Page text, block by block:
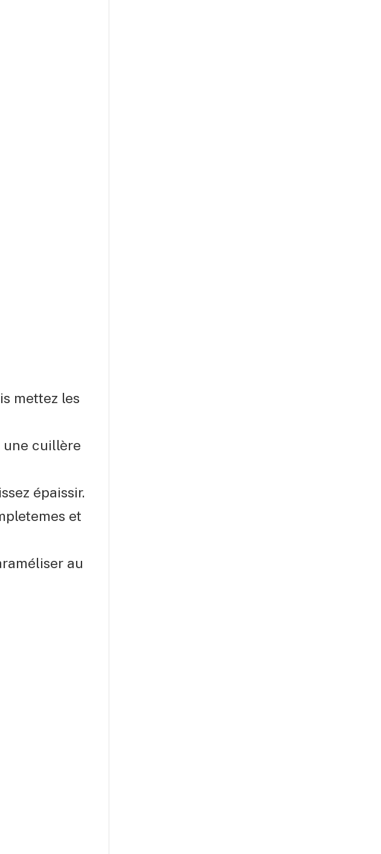
mettez les
une cuillère
épaissir.
et
au